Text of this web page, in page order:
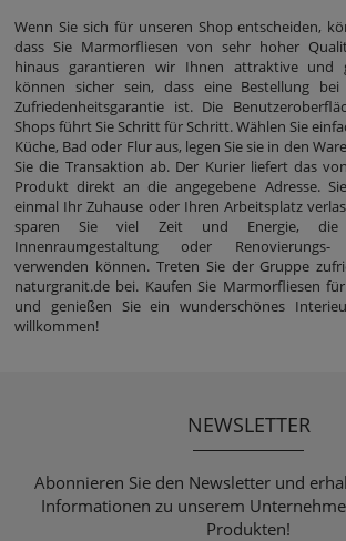
Wenn Sie sich für unseren Shop entscheiden,
dass Sie Marmorfliesen von sehr hoher
hinaus garantieren wir Ihnen attraktive und
können sicher sein, dass eine Bestellung
Zufriedenheitsgarantie ist. Die
Shops führt Sie Schritt für Schritt. Wählen Sie
Küche, Bad oder Flur aus, legen Sie sie in den
Sie die Transaktion ab. Der Kurier liefert das
Produkt direkt an die angegebene Adresse.
einmal Ihr Zuhause oder Ihren Arbeitsplatz
sparen Sie viel Zeit und Energie,
Innenraumgestaltung oder
verwenden können. Treten Sie der Gruppe
naturgranit.de bei. Kaufen Sie Marmorfliesen
und genießen Sie ein wunderschönes
willkommen!
NEWSLETTER
Abonnieren Sie den Newsletter und
Informationen zu unserem
Produkten!